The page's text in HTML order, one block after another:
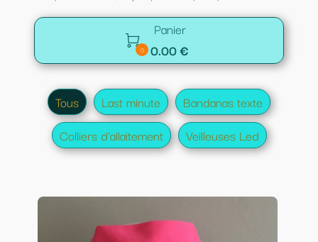

0
Panier
0.00 €
Tous Last minute
Bandanas texte
Colliers d'allaitement
Veilleuses Led